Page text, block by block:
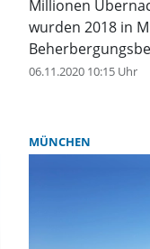
Millionen
wurden 2018 in
Betten registriert.
06.11.2020 10:15 Uhr
MÜNCHEN